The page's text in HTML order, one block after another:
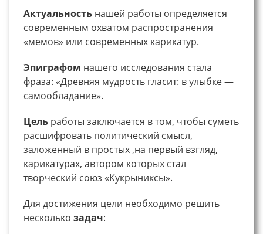
Актуальность нашей работы определяется
современным охватом распространения
«мемов» или современных карикатур.
Эпиграфом нашего исследования стала
фраза: «Древняя мудрость гласит: в улыбке —
самообладание».
Цель работы заключается в том, чтобы суметь
расшифровать политический смысл,
заложенный в простых ,на первый взгляд,
карикатурах, автором которых стал
творческий союз «Кукрыниксы».
Для достижения цели необходимо решить
несколько задач: